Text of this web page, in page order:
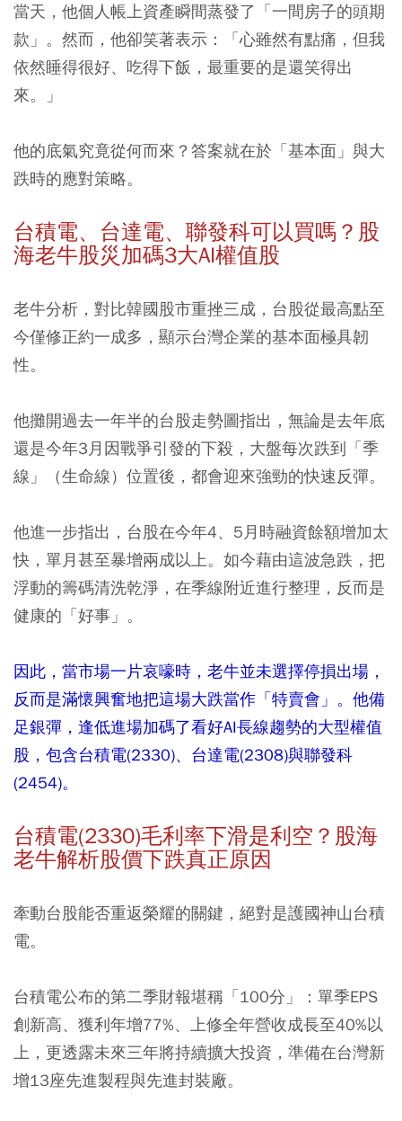
當天，他個人帳上資產瞬間蒸發了「一間房子的頭期
款」。然而，他卻笑著表示：「心雖然有點痛，但我
依然睡得很好、吃得下飯，最重要的是還笑得出
來。」
他的底氣究竟從何而來？答案就在於「基本面」與大
跌時的應對策略。
台積電、台達電、聯發科可以買嗎？股
海老牛股災加碼3大AI權值股
老牛分析，對比韓國股市重挫三成，台股從最高點至
今僅修正約一成多，顯示台灣企業的基本面極具韌
性。
他攤開過去一年半的台股走勢圖指出，無論是去年底
還是今年3月因戰爭引發的下殺， 大盤每次跌到「季
線」（生命線）位置後，都會迎來強勁的快速反彈。
他進一步指出，台股在今年4、5月時融資餘額增加太
快，單月甚至暴增兩成以上。如今藉由這波急跌，把
浮動的籌碼清洗乾淨， 在季線附近進行整理，反而是
健康的「好事」。
因此，當市場一片哀嚎時，老牛並未選擇停損出場，
反而是滿懷興奮地把這場大跌當作「特賣會」。他備
足銀彈，逢低進場加碼了看好AI長線趨勢的大型權值
股，包含台積電(2330)、台達電(2308)與聯發科
(2454)。
台積電(2330)毛利率下滑是利空？股海
老牛解析股價下跌真正原因
牽動台股能否重返榮耀的關鍵，絕對是護國神山台積
電。
台積電公布的第二季財報堪稱「100分」：單季EPS
創新高、獲利年增77%、上修全年營收成長至40%以
上，更透露未來三年將持續擴大投資，準備在台灣新
增13座先進製程與先進封裝廠。